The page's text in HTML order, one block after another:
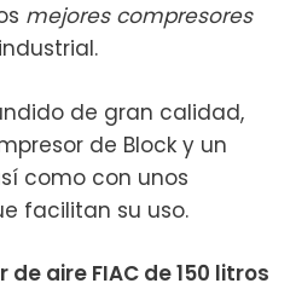
mejores compresores
de gran calidad,
de Block y un
como con unos
facilitan su uso.
aire FIAC de 150 litros